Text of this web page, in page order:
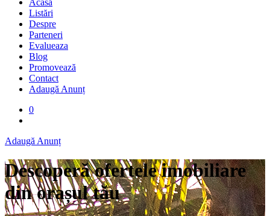
Listări
Despre
Parteneri
Evalueaza
Blog
Promovează
Contact
Adaugă Anunț
0
Adaugă Anunț
Descoperă ofertele imobiliare
din orașul tău